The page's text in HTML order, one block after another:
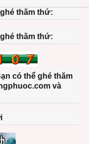
thăm thứ:
thăm thứ:
có thể ghé thăm
và